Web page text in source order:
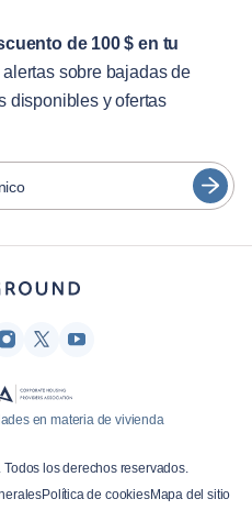
de 100 $ en tu
sobre bajadas de
disponibles y ofertas
en materia de vivienda
los derechos reservados.
Política de cookiesMapa del sitio